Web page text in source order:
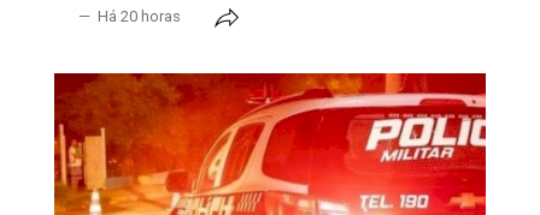
Há 20 horas